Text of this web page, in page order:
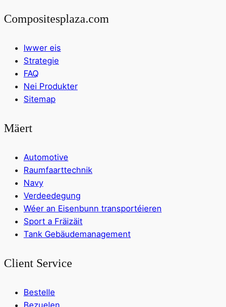
Compositesplaza.com
Iwwer eis
Strategie
FAQ
Nei Produkter
Sitemap
Mäert
Automotive
Raumfaarttechnik
Navy
Verdeedegung
Wéer an Eisenbunn transportéieren
Sport a Fräizäit
Tank Gebäudemanagement
Client Service
Bestelle
Bezuelen